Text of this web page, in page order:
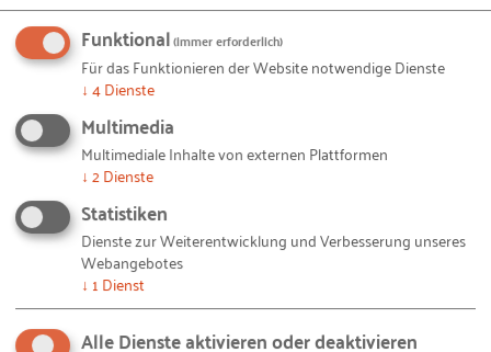
Anmeldung unter:www.rkw.link/zuko23
Bildquellen und Copyright-Hinweise
– RS2852_iStock-1176154871_South_agency-scr.jpg
Ihnen gefällt dieser Beitrag? Teilen Sie ihn mit anderen:
Bleiben Sie auf dem Laufenden!
Mit unseren RKW Alerts bleiben Sie immer auf dem
Funktional(immer erforderlich)
Für das Funktionieren der Website notwendige Dienste
↓ 4Dienste
Multimedia
Multimediale Inhalte von externen Plattformen
↓ 2Dienste
Statistiken
Dienste zur Weiterentwicklung und Verbesserung unseres
Webangebotes
↓ 1 Dienst
Alle Dienste aktivieren oder deaktivieren